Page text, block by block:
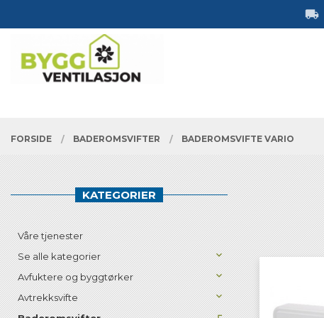
til
PRODUKTER
FORSIDE BADEROMSVIFTER BADEROMSVIFTE VARIO
KATEGORIER
Våre tjenester
Se alle kategorier
Avfuktere og byggtørker
Avtrekksvifte